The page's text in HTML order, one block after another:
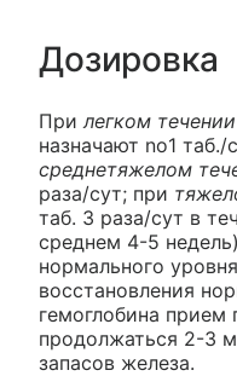
Дозировка
При легком
назначают no1
среднетяжелом
раза/сут; при
таб. 3 раза/сут в
среднем 4-5
нормального
восстановления
гемоглобина прием
продолжаться 2-3
запасов железа.